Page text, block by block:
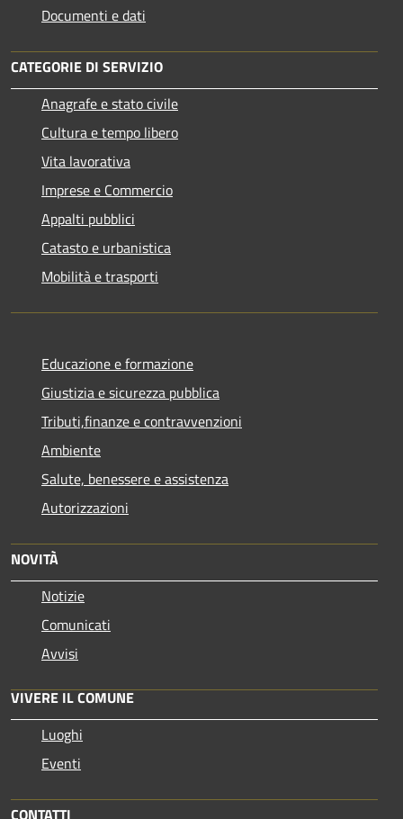
Documenti e dati
CATEGORIE DI SERVIZIO
Anagrafe e stato civile
Cultura e tempo libero
Vita lavorativa
Imprese e Commercio
Appalti pubblici
Catasto e urbanistica
Mobilità e trasporti
Educazione e formazione
Giustizia e sicurezza pubblica
Tributi,finanze e contravvenzioni
Ambiente
Salute, benessere e assistenza
Autorizzazioni
NOVITÀ
Notizie
Comunicati
Avvisi
VIVERE IL COMUNE
Luoghi
Eventi